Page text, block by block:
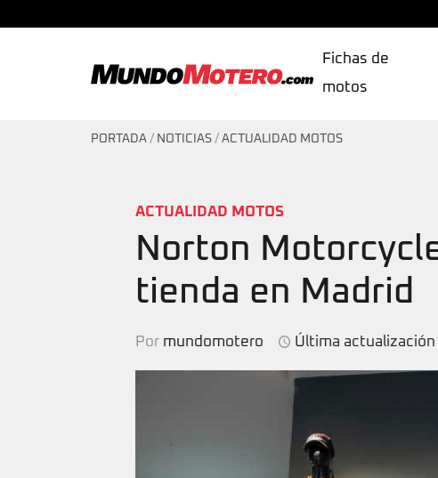
Fichas de
motos
PORTADA / NOTICIAS / ACTUALIDAD MOTOS
ACTUALIDAD MOTOS
Norton
tienda en Madrid
Por mundomotero Última